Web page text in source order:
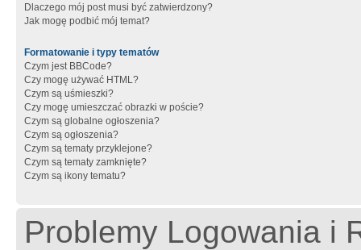
Dlaczego mój post musi być zatwierdzony?
Jak mogę podbić mój temat?
Formatowanie i typy tematów
Czym jest BBCode?
Czy mogę używać HTML?
Czym są uśmieszki?
Czy mogę umieszczać obrazki w poście?
Czym są globalne ogłoszenia?
Czym są ogłoszenia?
Czym są tematy przyklejone?
Czym są tematy zamknięte?
Czym są ikony tematu?
Problemy Logowania i